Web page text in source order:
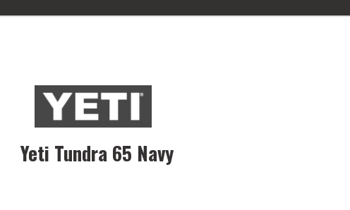
Yeti Tundra 65 Navy